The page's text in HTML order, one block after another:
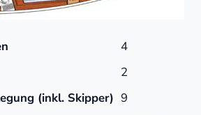
4
2
(inkl. Skipper) 9